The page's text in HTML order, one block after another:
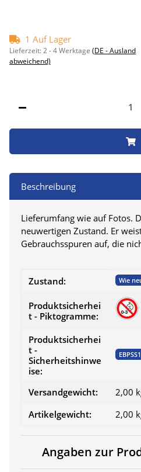
1 Auf Lager
Lieferzeit:2 - 4 Werktage (DE - Ausland
abweichend)
Beschreibung
Lieferumfang wie auf Fotos.
neuwertigen Zustand. Er
Gebrauchsspuren auf, die
Produkteigenschaft
Wert
Zustand: Wie
Produktsicherhei
t - Piktogramme:
Produktsicherhei
t -
Sicherheitshinwe
ise:
Versandgewicht:
2,00
Artikelgewicht:
2,00
Angaben zur